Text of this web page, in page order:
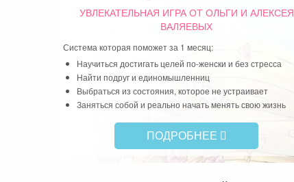
УВЛЕКАТЕЛЬНАЯ ИГРАОТ ОЛЬГИ И АЛЕКСЕЯ
ВАЛЯЕВЫХ
Система которая поможет за 1 месяц:
Научиться достигать целей по-женски и без стресса
Найти подруг и единомышленниц
Выбраться из состояния, которое не устраивает
Заняться собой и реально начать менять свою жизнь
ПОДРОБНЕЕ